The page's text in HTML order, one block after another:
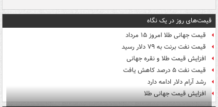
قیمت‌های روز در یک نگاه
قیمت جهانی طلا امروز ۱۵ مرداد
قیمت نفت برنت به ۷۹ دلار رسید
افزایش قیمت طلا و نقره جهانی
قیمت نفت ۵ درصد کاهش یافت
رشد آرام دلار ادامه دارد
افزایش قیمت جهانی طلا